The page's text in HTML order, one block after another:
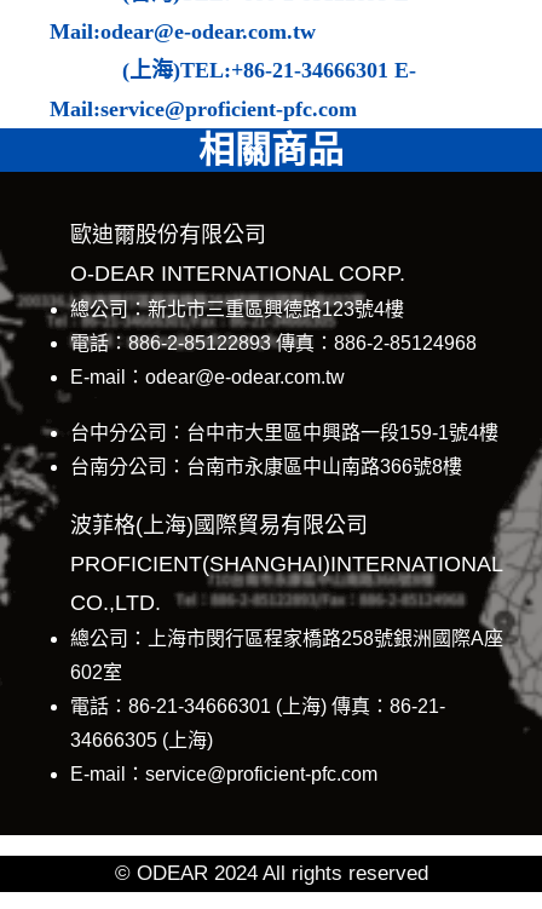
Mail:odear@e-odear.com.tw
(上海)TEL:+86-21-34666301 E-
Mail:service@proficient-pfc.com
相關商品
歐迪爾股份有限公司
O-DEAR INTERNATIONAL CORP.
總公司：新北市三重區興德路123號4樓
電話：886-2-85122893 傳真：886-2-85124968
E-mail：odear@e-odear.com.tw
台中分公司：台中市大里區中興路一段159-1號4樓
台南分公司：台南市永康區中山南路366號8樓
波菲格(上海)國際貿易有限公司
PROFICIENT(SHANGHAI)INTERNATIONAL
CO.,LTD.
總公司：上海市閔行區程家橋路258號銀洲國際A座
602室
電話：86-21-34666301 (上海) 傳真：86-21-
34666305 (上海)
E-mail：service@proficient-pfc.com
© ODEAR 2024 All rights reserved